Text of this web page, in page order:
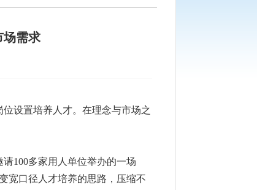
场需求
设置培养人才。在理念与市场之
请100多家用人单位举办的一场
宽口径人才培养的思路，压缩不